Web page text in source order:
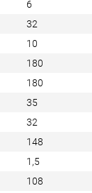
6
32
10
180
180
35
32
148
1,5
108